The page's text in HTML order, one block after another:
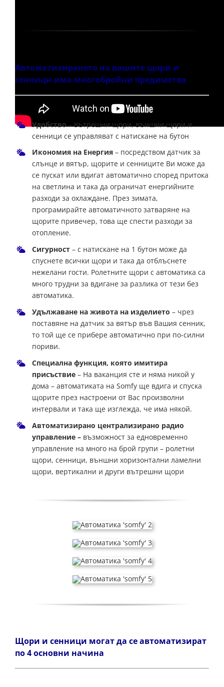
Автоматизирането на вашите щори и
сенници има многобройни предимства
Удобство – вътрешни щори, външни щори и
сенници се управляват с натискане на бутон
Икономия на Енергия – посредством датчик за
слънце и вятър, щорите и сенниците Ви може да
се пускат или вдигат автоматично според притока
на светлина и така да ограничат енергийните
разходи за охлаждане. През зимата,
програмирайте автоматичното затваряне на
щорите привечер, това ще спести разходи за
отопление.
Сигурност – с натискане на 1 бутон може да
спуснете всички щори и така да отблъснете
нежелани гости. Ролетните щори с автоматика са
много трудни за вдигане за разлика от тези без
автоматика.
Удължаване на живота на изделието – чрез
поставяне на датчик за вятър във Вашия сенник,
то той ще се прибере автоматично при по-силни
пориви.
Специална функция, която имитира
присъствие– На ваканция сте и няма никой у
дома – автоматиката на Somfy ще вдига и спуска
щорите през настроени от Вас произволни
интервали и така ще изглежда, че има някой.
Автоматизирано централизирано радио
управление – възможност за едновременно
управление на много на брой групи – ролетни
щори, сенници, външни хоризонтални ламелни
щори, вертикални и други вътрешни щори
Щори и сенници могат да се автоматизират
по 4 основни начина